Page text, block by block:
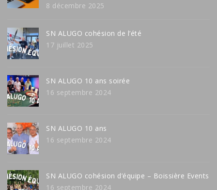
8 décembre 2025
SN ALUGO cohésion de l’été
17 juillet 2025
SN ALUGO 10 ans soirée
16 septembre 2024
SN ALUGO 10 ans
16 septembre 2024
SN ALUGO cohésion d’équipe – Boissière Events
16 septembre 2024